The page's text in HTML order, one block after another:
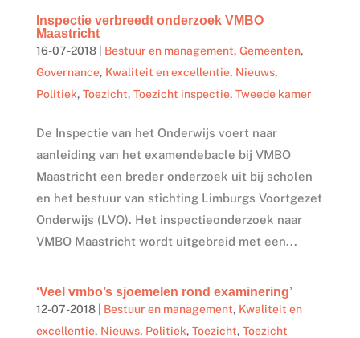
Inspectie verbreedt onderzoek VMBO
Maastricht
16-07-2018| Bestuur en management, Gemeenten,
Governance, Kwaliteit en excellentie, Nieuws,
Politiek, Toezicht, Toezicht inspectie, Tweede kamer
De Inspectie van het Onderwijs voert naar
aanleiding van het examendebacle bij VMBO
Maastricht een breder onderzoek uit bij scholen
en het bestuur van stichting Limburgs Voortgezet
Onderwijs (LVO). Het inspectieonderzoek naar
VMBO Maastricht wordt uitgebreid met een...
‘Veel vmbo’s sjoemelen rond examinering’
12-07-2018| Bestuur en management, Kwaliteit en
excellentie, Nieuws, Politiek, Toezicht, Toezicht